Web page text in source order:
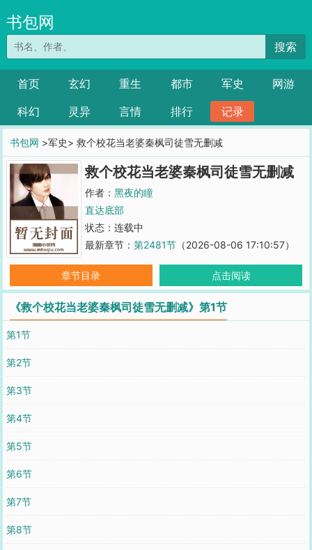
书包网
搜索
首页 玄幻 重生 都市 军史
网游
科幻
灵异 言情 排行 记录
书包网 >军史> 救个校花当老婆秦枫司徒雪无删减
救个校花当老婆秦枫司徒雪无删减
作者： 黑夜的瞳
直达底部
状态：连载中
最新章节： 第2481节（2026-08-06 17:10:57）
章节目录 点击阅读
《救个校花当老婆秦枫司徒雪无删减》第1节
第1节
第2节
第3节
第4节
第5节
第6节
第7节
第8节